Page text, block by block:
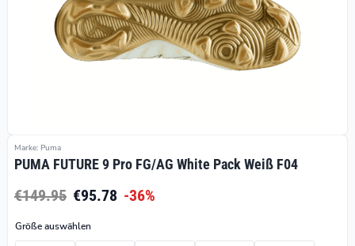
Marke: Puma
PUMA FUTURE 9 Pro FG/AG White Pack Weiß F04
€149.95 €95.78 -36%
Größe auswählen